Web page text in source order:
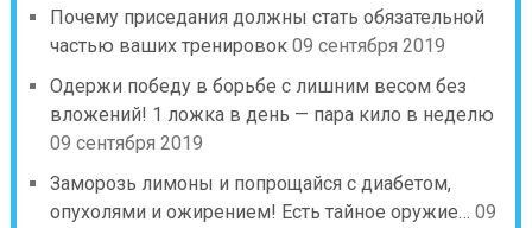
Почему приседания должны стать обязательной
частью ваших тренировок 09 сентября 2019
Одержи победу в борьбе с лишним весом без
вложений! 1 ложка в день — пара кило в неделю
09 сентября 2019
Заморозь лимоны и попрощайся с диабетом,
опухолями и ожирением! Есть тайное оружие… 09